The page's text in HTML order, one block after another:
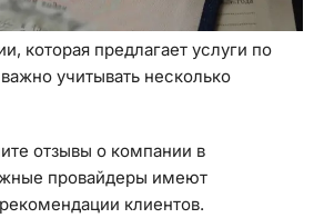
которая предлагает услуги по
учитывать несколько
отзывы о компании в
провайдеры имеют
клиентов.